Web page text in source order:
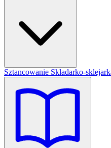
Sztancowanie Składarko-